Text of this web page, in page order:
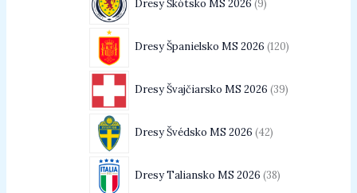
Dresy Škótsko MS 2026 9
Dresy Španielsko MS 2026 120
Dresy Švajčiarsko MS 2026 39
Dresy Švédsko MS 2026 42
Dresy Taliansko MS 2026 38